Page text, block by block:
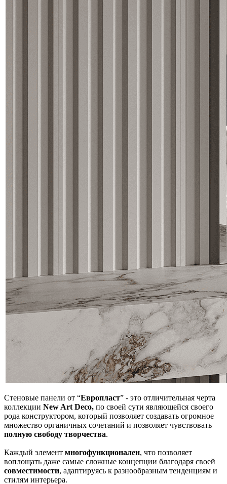
Стеновые панели от “Европласт” - это отличительная черта
коллекции New Art Deco, по своей сути являющейся своего
рода конструктором, который позволяет создавать огромное
множество органичных сочетаний и позволяет чувствовать
полную свободу творчества.
Каждый элемент многофункционален, что позволяет
воплощать даже самые сложные концепции благодаря своей
совместимости, адаптируясь к разнообразным тенденциям и
стилям интерьера.